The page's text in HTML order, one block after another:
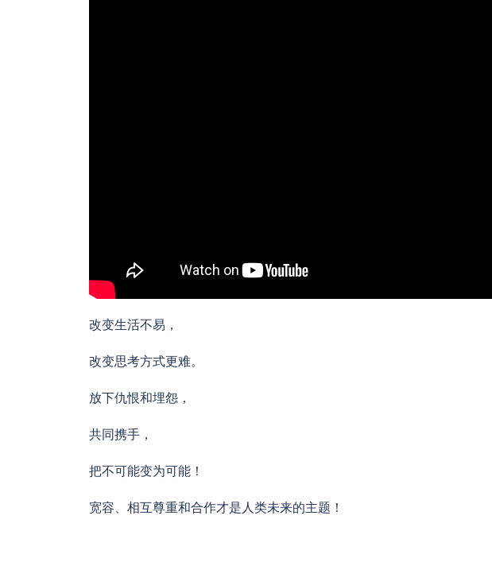
改变生活不易，
改变思考方式更难。
放下仇恨和埋怨，
共同携手，
把不可能变为可能！
宽容、相互尊重和合作才是人类未来的主题！